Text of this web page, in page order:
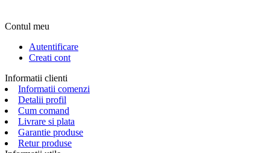
Contul meu
Autentificare
Creati cont
Informatii clienti
Informatii comenzi
Detalii profil
Cum comand
Livrare si plata
Garantie produse
Retur produse